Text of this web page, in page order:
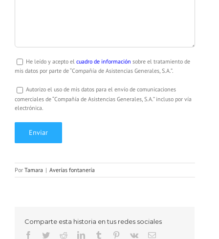
He leído y acepto el cuadro de información sobre el tratamiento de
mis datos por parte de “Compañía de Asistencias Generales, S.A.”.
Autorizo el uso de mis datos para el envío de comunicaciones
comerciales de “Compañía de Asistencias Generales, S.A.” incluso por vía
electrónica.
Por Tamara | Averías fontanería
Comparte esta historia en tus redes sociales
Facebook
TwitterRedditLinkedInTumblr Pinterest
Vk
Correo